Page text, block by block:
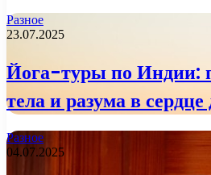
Разное
23.07.2025
Йога-туры по Индии:
тела и разума в сердце
Разное
04.07.2025